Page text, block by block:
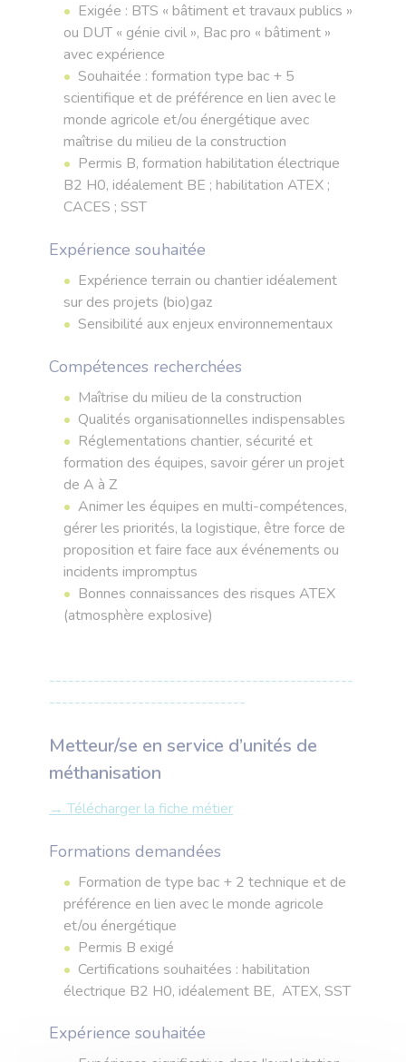
Exigée : BTS « bâtiment et travaux publics »
ou DUT « génie civil », Bac pro « bâtiment »
avec expérience
Souhaitée : formation type bac + 5
scientifique et de préférence en lien avec le
monde agricole et/ou énergétique avec
maîtrise du milieu de la construction
Permis B, formation habilitation électrique
B2 H0, idéalement BE ; habilitation ATEX ;
CACES ; SST
Expérience souhaitée
Expérience terrain ou chantier idéalement
sur des projets (bio)gaz
Sensibilité aux enjeux environnementaux
Compétences recherchées
Maîtrise du milieu de la construction
Qualités organisationnelles indispensables
Réglementations chantier, sécurité et
formation des équipes, savoir gérer un projet
de A à Z
Animer les équipes en multi-compétences,
gérer les priorités, la logistique, être force de
proposition et faire face aux événements ou
incidents impromptus
Bonnes connaissances des risques ATEX
(atmosphère explosive)
------------------------------------------------
-------------------------------
Metteur/se en service d’unités de
méthanisation
→ Télécharger la fiche métier
Formations demandées
Formation de type bac + 2 technique et de
préférence en lien avec le monde agricole
et/ou énergétique
Permis B exigé
Certifications souhaitées : habilitation
électrique B2 H0, idéalement BE, ATEX, SST
Expérience souhaitée